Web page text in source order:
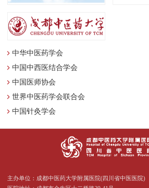
中华中医药学会
中国中西医结合学会
中国医师协会
世界中医药学会联合会
中国针灸学会
主办单位：成都中医药大学附属医院(四川省中医医院)